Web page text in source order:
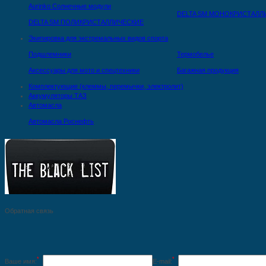
Aurinko Солнечные модули
DELTA SM ПОЛИКРИСТАЛЛИЧЕСКИЕ
DELTA SM
Экипировка для экстремальных видов спорта
Подшлемники
Аксессуары для мото и спецтехники
Термобелье
Багажная продукция
Комплектующие (клеммы, перемычки, электролит)
Аккумуляторы ТАЗ
Автомасла
Автомасла Роснефть
Обратная связь
Ваше имя:* E-mail:*